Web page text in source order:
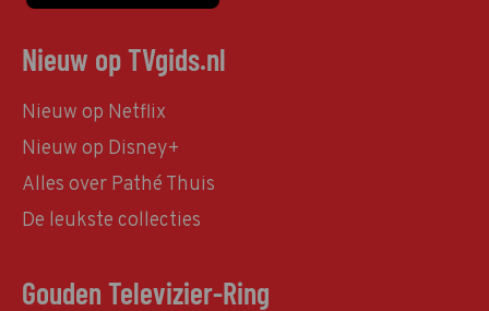
Nieuw op TVgids.nl
Nieuw op Netflix
Nieuw op Disney+
Alles over Pathé Thuis
De leukste collecties
Gouden Televizier-Ring